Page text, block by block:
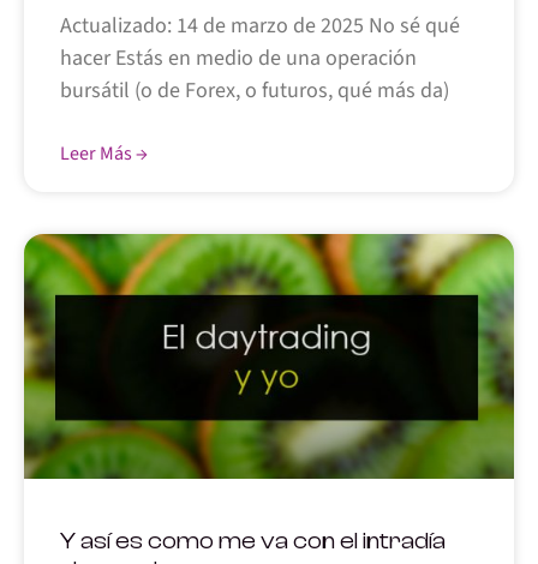
Actualizado: 14 de marzo de 2025 No sé qué
hacer Estás en medio de una operación
bursátil (o de Forex, o futuros, qué más da)
Leer Más →
Y así es como me va con el intradía